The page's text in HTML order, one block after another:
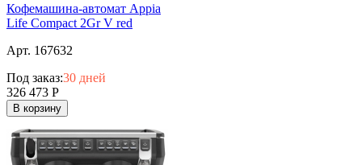
Кофемашина-автомат Appia
Life Compact 2Gr V red
Арт. 167632
Под заказ:30 дней
326 473 Р
В корзину